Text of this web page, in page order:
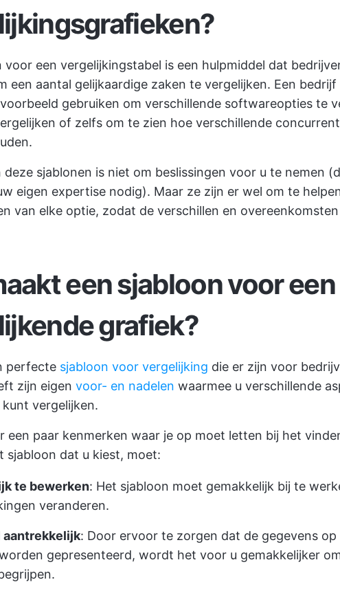
voor een vergelijkingstabel is een hulpmiddel dat
een aantal gelijkaardige zaken te vergelijken. Een
gebruiken om verschillende softwareopties te
of zelfs om te zien hoe verschillende
deze sjablonen is niet om beslissingen voor u te nemen
eigen expertise nodig). Maar ze zijn er wel om te
van elke optie, zodat de verschillen en
een sjabloon voor
grafiek?
perfecte sjabloon voor vergelijking die er zijn voor
zijn eigen voor- en nadelen waarmee u verschillende
vergelijken.
een paar kenmerken waar je op moet letten bij het
sjabloon dat u kiest, moet:
te bewerken: Het sjabloon moet gemakkelijk bij te
veranderen.
aantrekkelijk: Door ervoor te zorgen dat de gegevens op
gepresenteerd, wordt het voor u gemakkelijker